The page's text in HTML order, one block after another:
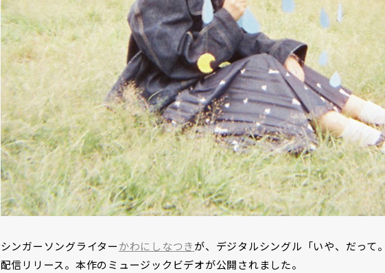
シンガーソングライターかわにしなつきが、デジタルシングル「いや、だって
配信リリース。本作のミュージックビデオが公開されました。